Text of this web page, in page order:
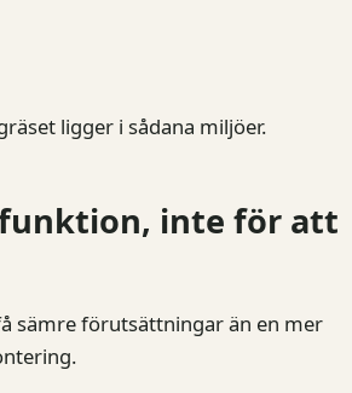
ligger i sådana miljöer.
inte för att
sämre förutsättningar än en mer